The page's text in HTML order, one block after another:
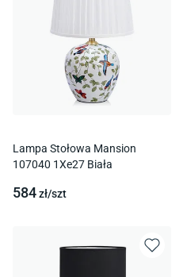
Lampa Stołowa Mansion
107040 1Xe27 Biała
584zł/szt